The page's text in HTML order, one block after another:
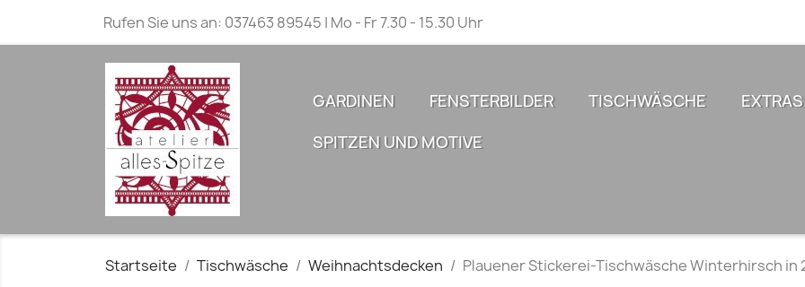
Rufen Sie uns an: 037463 89545 | Mo - Fr 7.30 - 15.30 Uhr
GARDINEN FENSTERBILDER TISCHWÄSCHE
EXTRAS
SPITZEN UND MOTIVE
Startseite Tischwäsche Weihnachtsdecken Plauener Stickerei-Tischwäsche Winterhirsch in